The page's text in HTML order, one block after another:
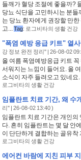
들깨가 혈당 조절에 좋을까?
당뇨 식단을 고민하시는 분
는 당뇨 환자에게 권장할 만
고...Tag: 로그비타의 생활 건강
"폭염 예방 응급 키트" 열
강 정보 완전 정리"| 26-08-02
올 여름 폭염예방응급 키트
서워지는 느낌이 들어요. 올
소식이 자주 들려오고 있네요
로그비타의 생활 건강
임플란트 치료 기간, 왜 수
리"| 26-08-02 13:40 )
임플란트 치료 기간은 개인의
다. 흔히 임플란트는 몇 달 안
이 단단하게 결합하는 골유착
로그비타의 생활 건강
에어컨 바람에 지친 피부